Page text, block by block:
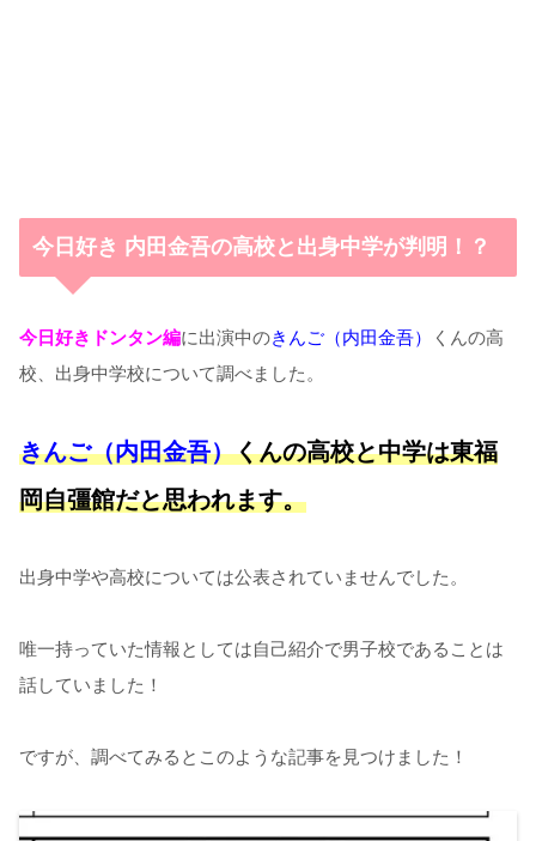
今日好き 内田金吾の高校と出身中学が判明！？
今日好きドンタン編に出演中のきんご（内田金吾）
くんの高
校、出身中学校について調べました。
きんご（内田金吾）くんの高校と中学は東福
岡自彊館だと思われます。
出身中学や高校については公表されていませんでした。
唯一持っていた情報としては自己紹介で男子校であることは
話していました！
ですが、調べてみるとこのような記事を見つけました！